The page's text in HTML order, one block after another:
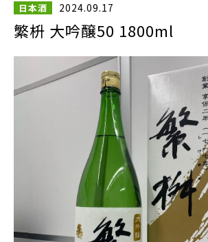
日本酒 2024.09.17
繁枡 大吟醸50 1800ml